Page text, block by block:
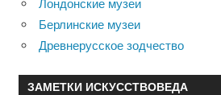
Лондонские музеи
Берлинские музеи
Древнерусское зодчество
ЗАМЕТКИ ИСКУССТВОВЕДА